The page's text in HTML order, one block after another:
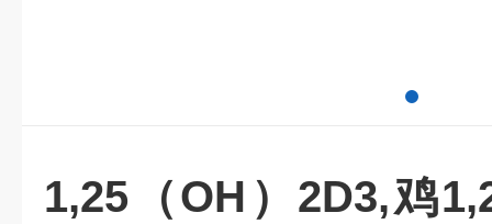
1,25（OH）2D3,鸡